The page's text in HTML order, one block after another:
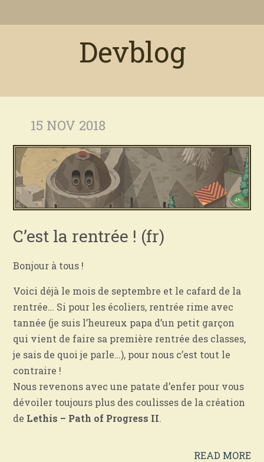
Devblog
15 NOV 2018
C’est la rentrée ! (fr)
Bonjour à tous !
Voici déjà le mois de septembre et le cafard de la
rentrée… Si pour les écoliers, rentrée rime avec
tannée (je suis l’heureux papa d’un petit garçon
qui vient de faire sa première rentrée des classes,
je sais de quoi je parle…), pour nous c’est tout le
contraire !
Nous revenons avec une patate d’enfer pour vous
dévoiler toujours plus des coulisses de la création
de Lethis – Path of Progress II.
READ MORE